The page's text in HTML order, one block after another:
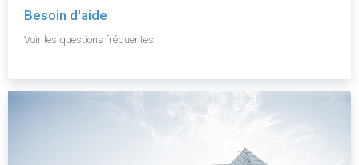
Besoin d'aide
Voir les questions fréquentes.